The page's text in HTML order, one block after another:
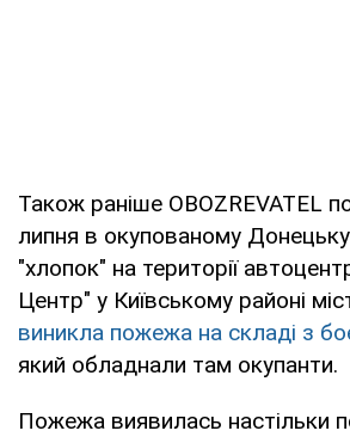
Також раніше OBOZREVATEL
липня в окупованому
"хлопок" на території
Центр" у Київському районі
виникла пожежа на складі з
який обладнали там окупанти.
Пожежа виявилась настільки